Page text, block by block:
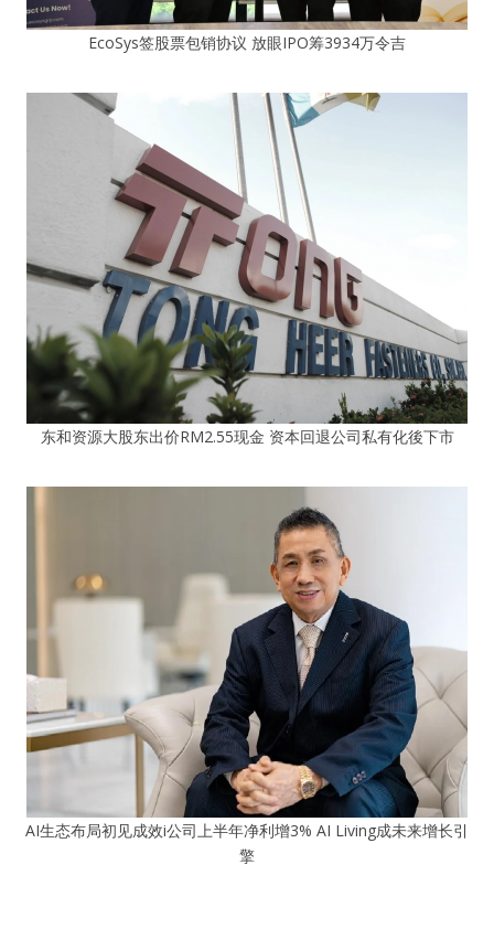
EcoSys签股票包销协议 放眼IPO筹3934万令吉
东和资源大股东出价RM2.55现金 资本回退公司私有化後下市
AI生态布局初见成效i公司上半年净利增3% AI Living成未来增长引
擎